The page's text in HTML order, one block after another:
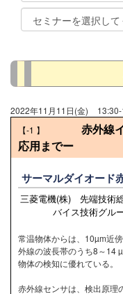
2022年11月11日(金)
【-1 】
赤外線
応用までー
サーマルダイオード
三菱電機(株) 先端技術
バイス技術グ
常温物体からは、10µm近
外線の波長帯のうち8～14
物体の検知に優れている。
赤外線センサは、検出原理